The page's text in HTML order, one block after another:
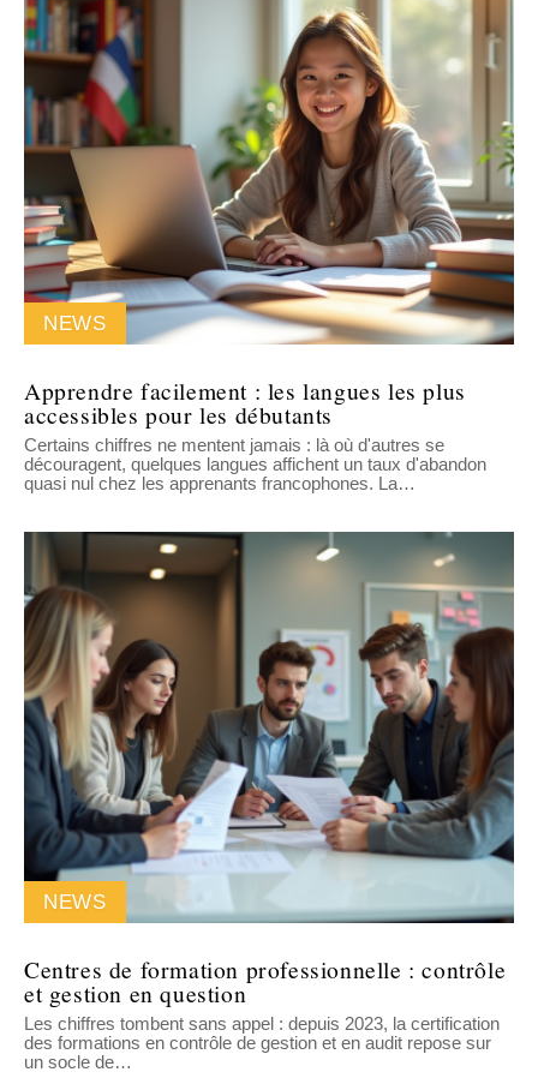
NEWS
Apprendre facilement : les langues les plus
accessibles pour les débutants
Certains chiffres ne mentent jamais : là où d'autres se
découragent, quelques langues affichent un taux d'abandon
quasi nul chez les apprenants francophones. La…
NEWS
Centres de formation professionnelle : contrôle
et gestion en question
Les chiffres tombent sans appel : depuis 2023, la certification
des formations en contrôle de gestion et en audit repose sur
un socle de…